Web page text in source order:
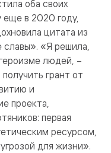
оба своих
еще в 2020 году,
цитата из
славы». «Я решила,
людей, –
грант от
и
проекта,
первая
ресурсом,
для жизни».